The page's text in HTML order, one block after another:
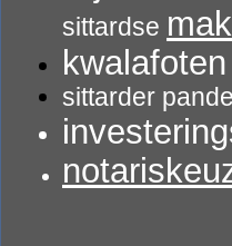
sittardse
sittarder